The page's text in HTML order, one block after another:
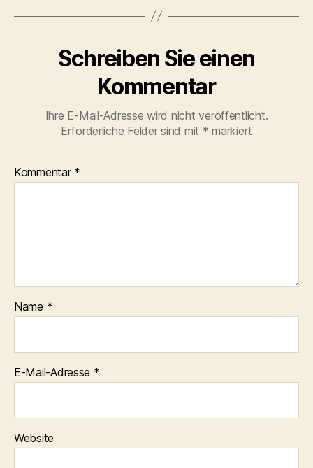
Schreiben Sie einen
Kommentar
Ihre E-Mail-Adresse wird nicht veröffentlicht.
Erforderliche Felder sind mit * markiert
Kommentar *
Name *
E-Mail-Adresse *
Website